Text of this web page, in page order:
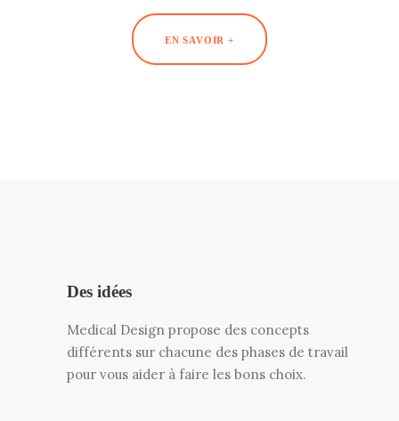
EN SAVOIR +
Des idées
Medical Design propose des concepts
différents sur chacune des phases de travail
pour vous aider à faire les bons choix.